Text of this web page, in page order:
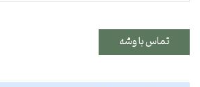
تماس با وشه